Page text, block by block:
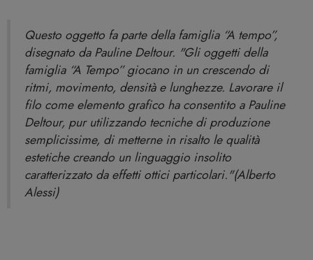
Questo oggetto fa parte della famiglia “A tempo”,
disegnato da Pauline Deltour. "Gli oggetti della
famiglia “A Tempo” giocano in un crescendo di
ritmi, movimento, densità e lunghezze. Lavorare il
filo come elemento grafico ha consentito a Pauline
Deltour, pur utilizzando tecniche di produzione
semplicissime, di metterne in risalto le qualità
estetiche creando un linguaggio insolito
caratterizzato da effetti ottici particolari."(Alberto
Alessi)